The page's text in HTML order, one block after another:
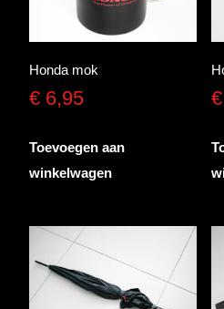
kan
gekozen
productpagina
Honda mok
€ 6,95
Toevoegen aan
winkelwagen
€